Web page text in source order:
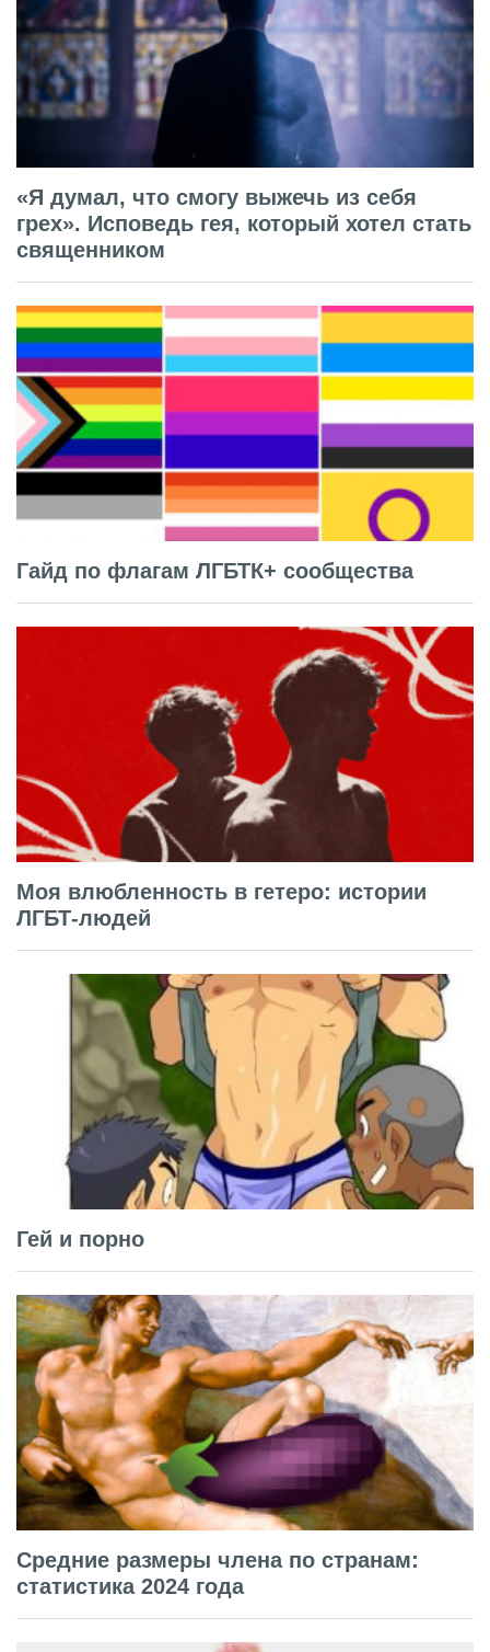
«Я думал, что смогу выжечь из себя
грех». Исповедь гея, который хотел стать
священником
Гайд по флагам ЛГБТК+ сообщества
Моя влюбленность в гетеро: истории
ЛГБТ-людей
Гей и порно
Средние размеры члена по странам:
статистика 2024 года